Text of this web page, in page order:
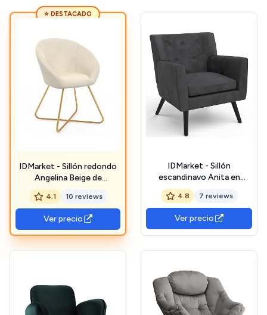
⭐ DESTACADO
IDMarket - Sillón redondo
Angelina Beige de
terciopelo Patas cruzadas
doradas
4.1 10 reviews
Ver precio
IDMarket - Sillón
escandinavo Anita en
terciopelo gris antracita
4.8 7 reviews
Ver precio